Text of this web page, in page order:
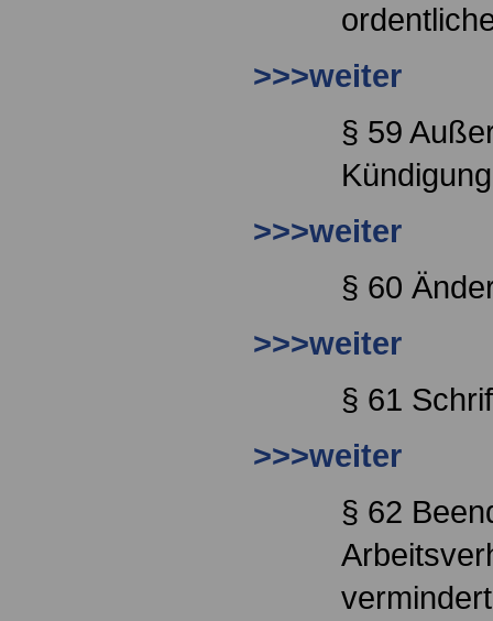
>>>weiter
§ 59
Kündigung
>>>weiter
§ 60
>>>weiter
§ 61
>>>weiter
§ 62